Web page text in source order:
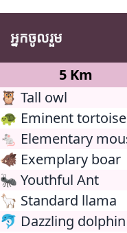
អ្នកចូលរួម
5 Km
🦉 Tall owl
🐢 Eminent tortoise
🐁 Elementary
🐗 Exemplary boar
🐜 Youthful Ant
🦙 Standard llama
🐬 Dazzling dolphin